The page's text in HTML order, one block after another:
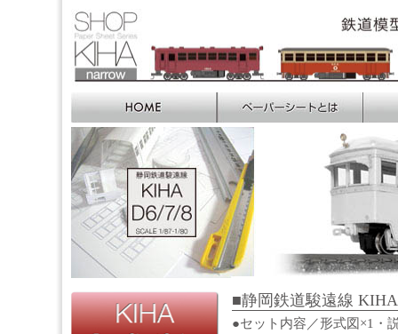
■静岡鉄道駿遠線
●セット内容／形式図×1